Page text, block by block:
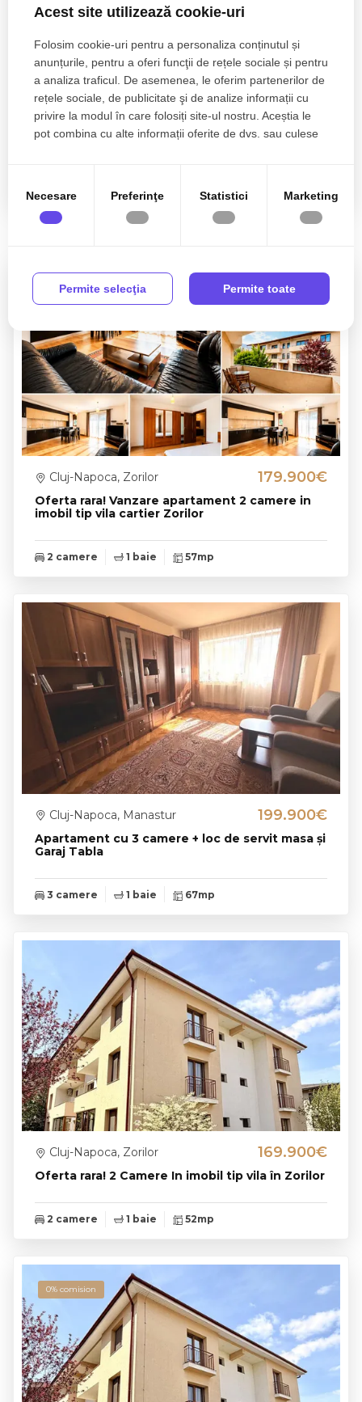
Sunt de acord cu prelucrarea datelor conformpoliticii
de confidentialitate
Oferta rara! Vanzare apartament 2 camere in
imobil tip vila cartier Zorilor
Cluj-Napoca, Zorilor 179.900€
2 camere 1 baie 57mp
Apartament cu 3 camere + loc de servit masa și
Garaj Tabla
Cluj-Napoca, Manastur 199.900€
3 camere 1 baie 67mp
Oferta rara! 2 Camere In imobil tip vila în Zorilor
Cluj-Napoca, Zorilor 169.900€
2 camere 1 baie 52mp
0% comision
Acest site utilizează cookie-uri
Folosim cookie-uri pentru a personaliza conținutul și
anunțurile, pentru a oferi funcţii de rețele sociale și pentru
a analiza traficul. De asemenea, le oferim partenerilor de
rețele sociale, de publicitate şi de analize informații cu
privire la modul în care folosiți site-ul nostru. Aceștia le
pot combina cu alte informații oferite de dvs. sau culese
Necesare Preferinţe Statistici Marketing
Permite selecţia Permite toate